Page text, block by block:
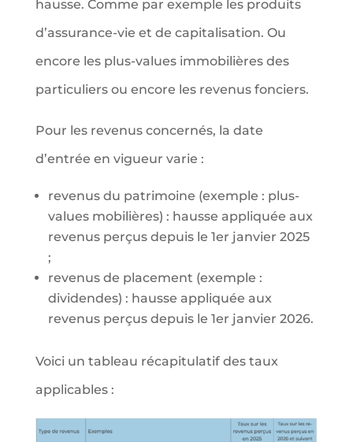
hausse. Comme par exemple les produits
d’assurance-vie et de capitalisation. Ou
encore les plus-values immobilières des
particuliers ou encore les revenus fonciers.
Pour les revenus concernés, la date
d’entrée en vigueur varie :
revenus du patrimoine (exemple : plus-
values mobilières) : hausse appliquée aux
revenus perçus depuis le 1er janvier 2025
;
revenus de placement (exemple :
dividendes) : hausse appliquée aux
revenus perçus depuis le 1er janvier 2026.
Voici un tableau récapitulatif des taux
applicables :